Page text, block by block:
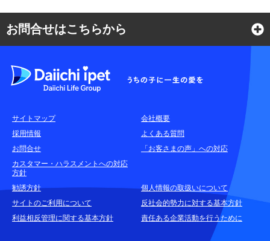
お問合せはこちらから
各種お問合せ窓口
耳や言葉の不自由なお客さまのお問合せ窓口
お申込みをご検討中のお客さま
(商品に関するお問合せ・資料請求)
資料請求はこちら
サイトマップ
会社概要
採用情報
よくある質問
お問合せ
「お客さまの声」への対応
カスタマー・ハラスメントへの対応
方針
勧誘方針
個人情報の取扱いについて
サイトのご利用について
反社会的勢力に対する基本方針
利益相反管理に関する基本方針
責任ある企業活動を行うために